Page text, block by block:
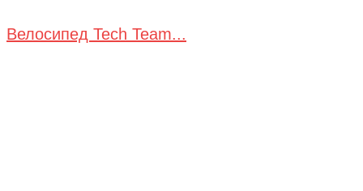
Велосипед Tech Team...